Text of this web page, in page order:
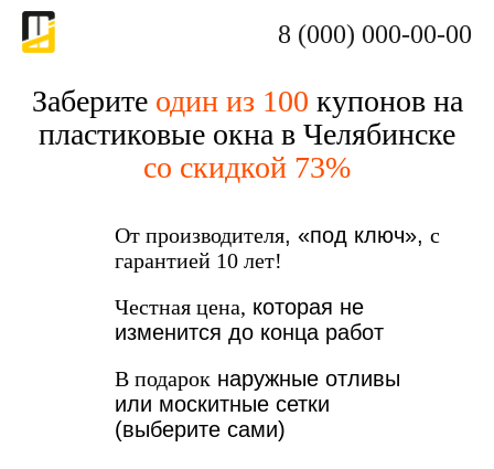
8 (000) 000-00-00
Заберите один из 100 купонов на
пластиковые окна в Челябинске
со скидкой 73%
От производителя, «под ключ», с
гарантией 10 лет!
Честная цена, которая не
изменится до конца работ
В подарок наружные отливы
или москитные сетки
(выберите сами)